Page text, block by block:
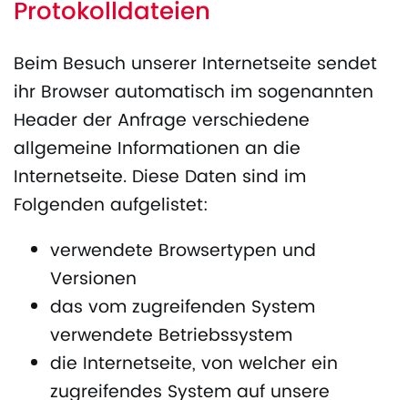
Protokolldateien
Beim Besuch unserer Internetseite sendet
ihr Browser automatisch im sogenannten
Header der Anfrage verschiedene
allgemeine Informationen an die
Internetseite. Diese Daten sind im
Folgenden aufgelistet:
verwendete Browsertypen und
Versionen
das vom zugreifenden System
verwendete Betriebssystem
die Internetseite, von welcher ein
zugreifendes System auf unsere